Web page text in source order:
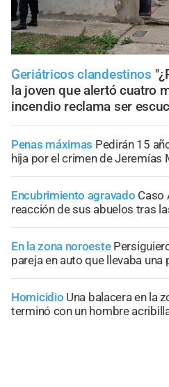
Geriátricos clandestinos
la joven que alertó cuatro
incendio reclama ser
Penas máximas Pedirán 15
hija por el crimen de Jeremías
Encubrimiento agravado Caso
reacción de sus abuelos tras
En la zona noroeste
pareja en auto que llevaba
Homicidio Una balacera en la
terminó con un hombre